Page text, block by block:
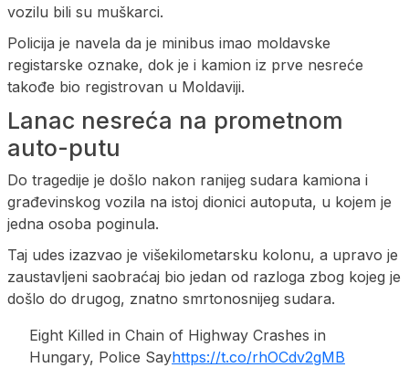
vozilu bili su muškarci.
Policija je navela da je minibus imao moldavske
registarske oznake, dok je i kamion iz prve nesreće
takođe bio registrovan u Moldaviji.
Lanac nesreća na prometnom
auto-putu
Do tragedije je došlo nakon ranijeg sudara kamiona i
građevinskog vozila na istoj dionici autoputa, u kojem je
jedna osoba poginula.
Taj udes izazvao je višekilometarsku kolonu, a upravo je
zaustavljeni saobraćaj bio jedan od razloga zbog kojeg je
došlo do drugog, znatno smrtonosnijeg sudara.
Eight Killed in Chain of Highway Crashes in
Hungary, Police Sayhttps://t.co/rhOCdv2gMB